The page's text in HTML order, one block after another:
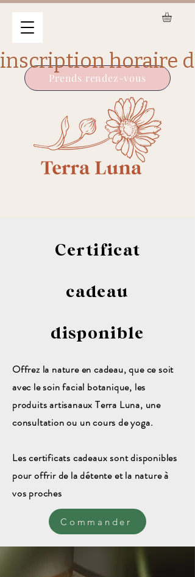
Prends rendez-vous
Certificat
cadeau
disponible
Offrez la nature en cadeau, que ce soit
avec le soin facial botanique, les
produits artisanaux Terra Luna, une
consultation ou un cours de yoga.
Les certificats cadeaux sont disponibles
pour offrir de la détente et la nature à
vos proches
Commander